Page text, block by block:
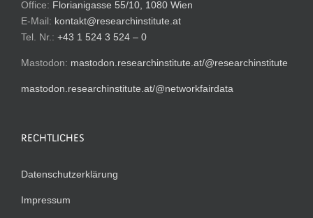
Office: Florianigasse 55/10, 1080 Wien
E-Mail: kontakt@researchinstitute.at
Tel. Nr.: +43 1 524 3 524 – 0
Mastodon: mastodon.researchinstitute.at/@researchinstitute
mastodon.researchinstitute.at/@networkfairdata
RECHTLICHES
Datenschutzerklärung
Impressum